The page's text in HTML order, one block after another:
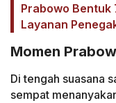
Prabowo Bentuk
Layanan
Momen
Di tengah suasana
sempat